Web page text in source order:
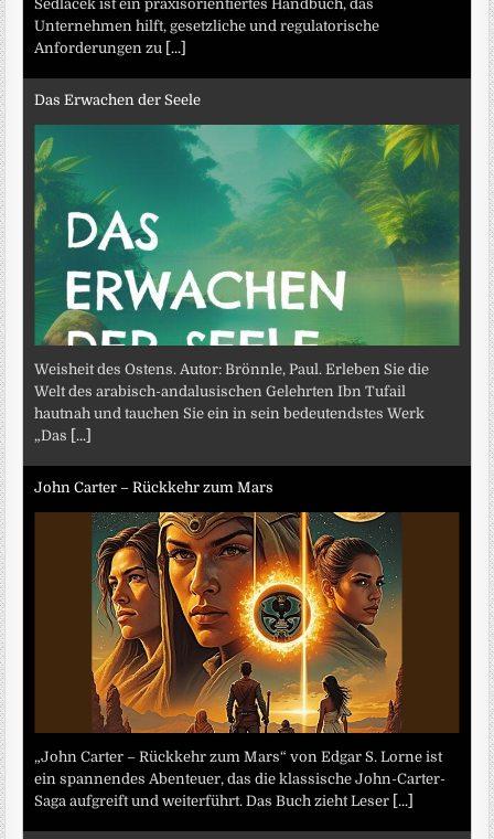
Sedlacek ist ein praxisorientiertes Handbuch, das
Unternehmen hilft, gesetzliche und regulatorische
Anforderungen zu [...]
Das Erwachen der Seele
Weisheit des Ostens. Autor: Brönnle, Paul. Erleben Sie die
Welt des arabisch-andalusischen Gelehrten Ibn Tufail
hautnah und tauchen Sie ein in sein bedeutendstes Werk
„Das [...]
John Carter – Rückkehr zum Mars
„John Carter – Rückkehr zum Mars“ von Edgar S. Lorne ist
ein spannendes Abenteuer, das die klassische John-Carter-
Saga aufgreift und weiterführt. Das Buch zieht Leser [...]